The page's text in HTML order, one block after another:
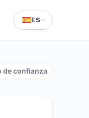
ES
de confianza